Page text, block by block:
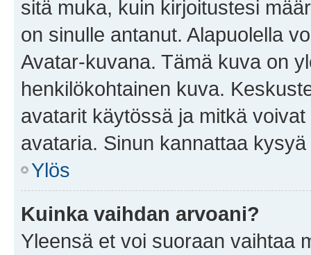
sitä muka, kuin kirjoitustesi
on sinulle antanut. Alapuolella
Avatar-kuvana. Tämä kuva on
henkilökohtainen kuva.
avatarit käytössä ja mitkä
avataria. Sinun kannattaa
Ylös
Kuinka vaihdan arvoani?
Yleensä et voi suoraan vaihtaa